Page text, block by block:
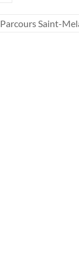
Parcours Saint-